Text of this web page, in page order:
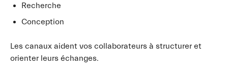
Recherche
Conception
Les canaux aident vos collaborateurs à structurer et
orienter leurs échanges.